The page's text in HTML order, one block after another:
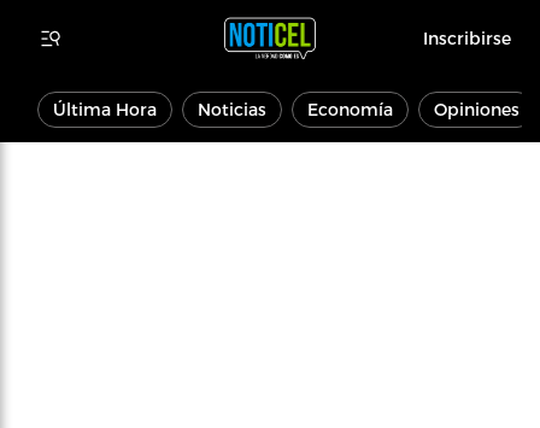
Inscribirse
Última Hora Noticias Economía Opiniones